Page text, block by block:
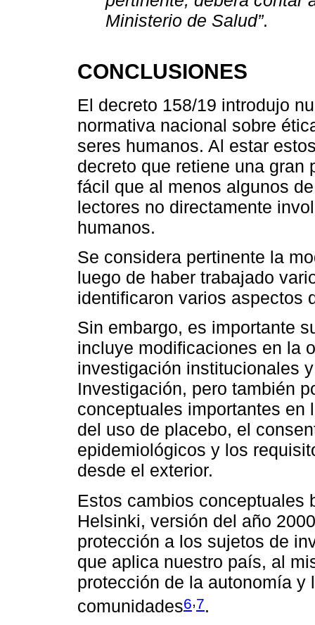
Ministerio de Salud”.
CONCLUSIONES
El decreto 158/19 introdujo
normativa nacional sobre
seres humanos. Al estar
decreto que retiene una gran
fácil que al menos algunos
lectores no directamente
humanos.
Se considera pertinente la
luego de haber trabajado
identificaron varios aspectos
Sin embargo, es importante
incluye modificaciones en la
investigación institucionales
Investigación, pero también
conceptuales importantes en
del uso de placebo, el
epidemiológicos y los
desde el exterior.
Estos cambios conceptuales
Helsinki, versión del año
protección a los sujetos de
que aplica nuestro país, al
protección de la autonomía
comunidades6 7.